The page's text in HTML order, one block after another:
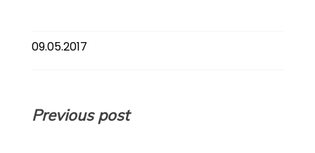
09.05.2017
Навигация
Previous post